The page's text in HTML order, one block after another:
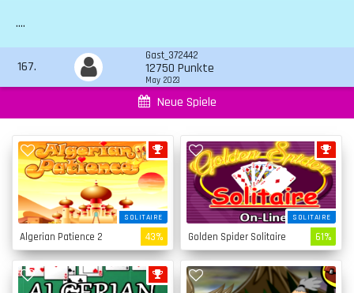
....
167.
Gast_372442
12750 Punkte
May 2023
Neue Spiele
SOLITAIRE
Algerian Patience 2 43%
SOLITAIRE
Golden Spider Solitaire 61%